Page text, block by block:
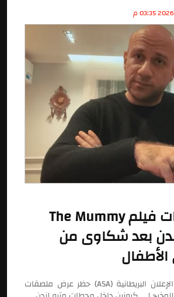
منع ملصقات فيلم The Mummy
بعد شكاوى من
الأطفال
قررت هيئة معايير الإعلان البريطانية (ASA) حظر عرض ملصقات